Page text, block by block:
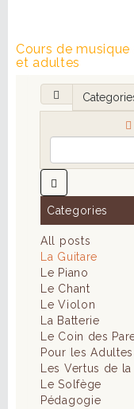
Cours de
et adultes
Categories
All posts
La Guitare
Le Piano
Le Chant
Le Violon
La Batterie
Le Coin des
Pour les Adultes
Les Vertus de
Le Solfège
Pédagogie